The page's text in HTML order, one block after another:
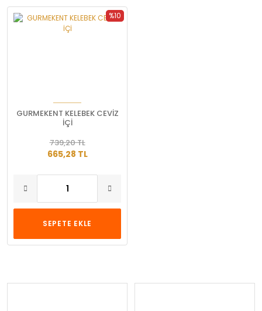
%10
GURMEKENT KELEBEK CEVİZ
İÇİ
665,28 TL
739,20 TL
SEPETE EKLE